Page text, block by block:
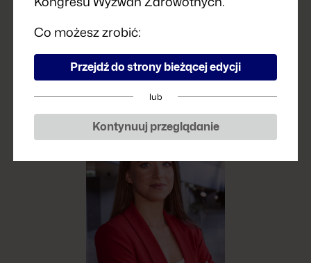
Co możesz zrobić:
Przejdź do strony bieżącej edycji
lub
Kontynuuj przeglądanie